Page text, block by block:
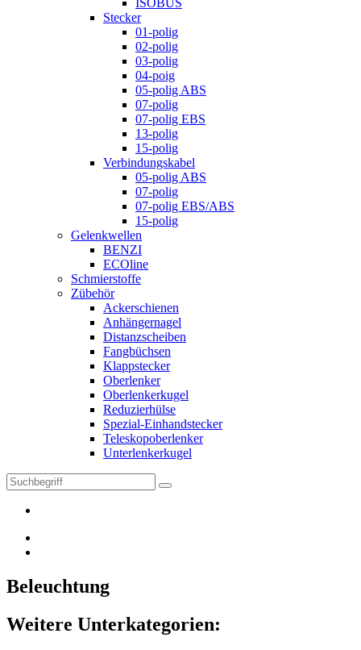
ISOBUS
Stecker
01-polig
02-polig
03-polig
04-poig
05-polig ABS
07-polig
07-polig EBS
13-polig
15-polig
Verbindungskabel
05-polig ABS
07-polig
07-polig EBS/ABS
15-polig
Gelenkwellen
BENZI
ECOline
Schmierstoffe
Zübehör
Ackerschienen
Anhängernagel
Distanzscheiben
Fangbüchsen
Klappstecker
Oberlenker
Oberlenkerkugel
Reduzierhülse
Spezial-Einhandstecker
Teleskopoberlenker
Unterlenkerkugel
Beleuchtung
Weitere Unterkategorien: